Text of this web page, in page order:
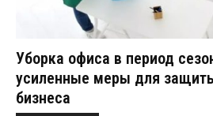
Уборка офиса в период
усиленные меры для
бизнеса